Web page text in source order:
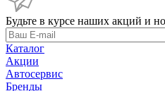
Будьте в курсе наших акций и
Каталог
Акции
Автосервис
Бренды